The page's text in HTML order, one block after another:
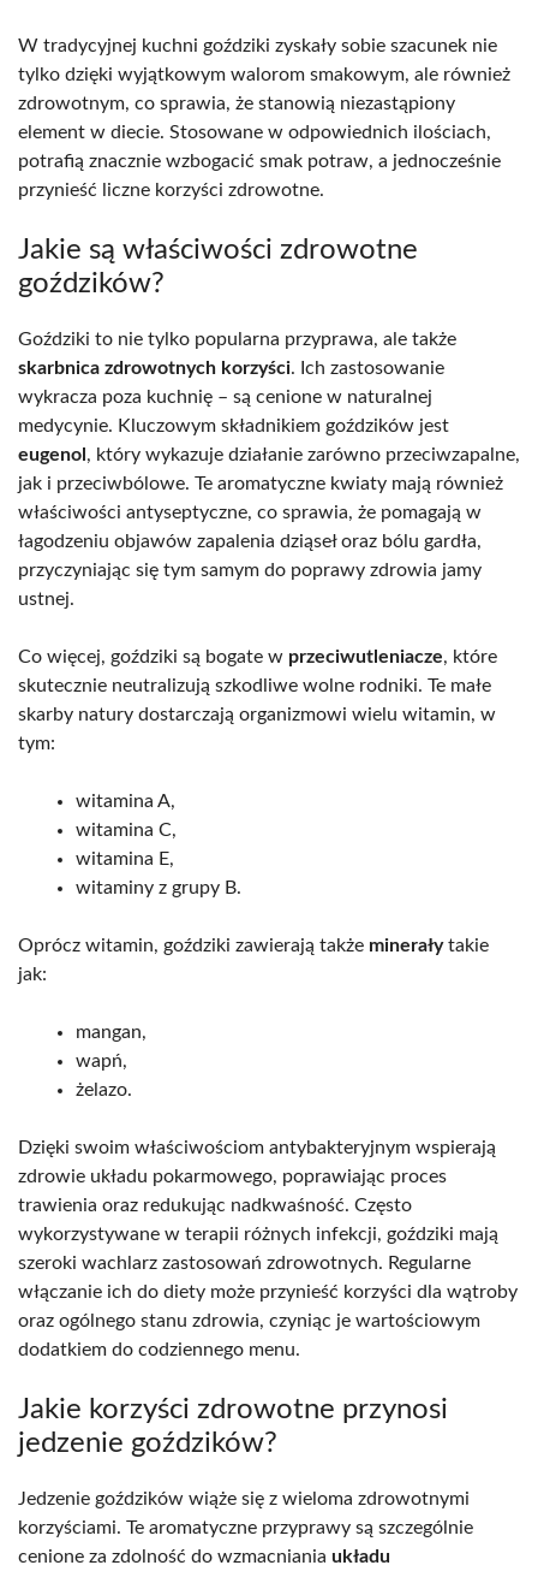
W tradycyjnej kuchni goździki zyskały sobie szacunek nie
tylko dzięki wyjątkowym walorom smakowym, ale również
zdrowotnym, co sprawia, że stanowią niezastąpiony
element w diecie. Stosowane w odpowiednich ilościach,
potrafią znacznie wzbogacić smak potraw, a jednocześnie
przynieść liczne korzyści zdrowotne.
Jakie są właściwości zdrowotne
goździków?
Goździki to nie tylko popularna przyprawa, ale także
skarbnica zdrowotnych korzyści. Ich zastosowanie
wykracza poza kuchnię – są cenione w naturalnej
medycynie. Kluczowym składnikiem goździków jest
eugenol , który wykazuje działanie zarówno przeciwzapalne,
jak i przeciwbólowe. Te aromatyczne kwiaty mają również
właściwości antyseptyczne, co sprawia, że pomagają w
łagodzeniu objawów zapalenia dziąseł oraz bólu gardła,
przyczyniając się tym samym do poprawy zdrowia jamy
ustnej.
Co więcej, goździki są bogate w przeciwutleniacze, które
skutecznie neutralizują szkodliwe wolne rodniki. Te małe
skarby natury dostarczają organizmowi wielu witamin, w
tym:
witamina A,
witamina C,
witamina E,
witaminy z grupy B.
Oprócz witamin, goździki zawierają także minerałytakie
jak:
mangan,
wapń,
żelazo.
Dzięki swoim właściwościom antybakteryjnym wspierają
zdrowie układu pokarmowego, poprawiając proces
trawienia oraz redukując nadkwaśność. Często
wykorzystywane w terapii różnych infekcji, goździki mają
szeroki wachlarz zastosowań zdrowotnych. Regularne
włączanie ich do diety może przynieść korzyści dla wątroby
oraz ogólnego stanu zdrowia, czyniąc je wartościowym
dodatkiem do codziennego menu.
Jakie korzyści zdrowotne przynosi
jedzenie goździków?
Jedzenie goździków wiąże się z wieloma zdrowotnymi
korzyściami. Te aromatyczne przyprawy są szczególnie
cenione za zdolność do wzmacniania układu